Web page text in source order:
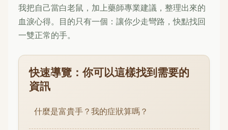
我把自己當白老鼠，加上藥師專業建議，整理出來的
血淚心得。目的只有一個：讓你少走彎路，快點找回
一雙正常的手。
快速導覽：你可以這樣找到需要的
資訊
什麼是富貴手？我的症狀算嗎？